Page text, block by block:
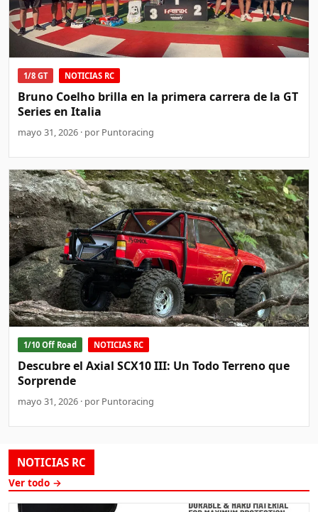
1/8 GT NOTICIAS RC
Bruno Coelho brilla en la primera carrera de la GT
Series en Italia
mayo 31, 2026 · por Puntoracing
1/10 Off Road NOTICIAS RC
Descubre el Axial SCX10 III: Un Todo Terreno que
Sorprende
mayo 31, 2026 · por Puntoracing
NOTICIAS RC
Ver todo →